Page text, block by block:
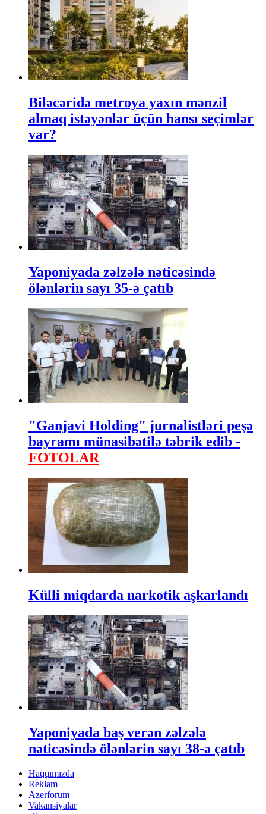
Biləcəridə metroya yaxın mənzil
almaq istəyənlər üçün hansı seçimlər
var?
Yaponiyada zəlzələ nəticəsində
ölənlərin sayı 35-ə çatıb
"Ganjavi Holding" jurnalistləri peşə
bayramı münasibətilə təbrik edib -
FOTOLAR
Külli miqdarda narkotik aşkarlandı
Yaponiyada baş verən zəlzələ
nəticəsində ölənlərin sayı 38-ə çatıb
Haqqımızda
Reklam
Azerforum
Vakansiyalar